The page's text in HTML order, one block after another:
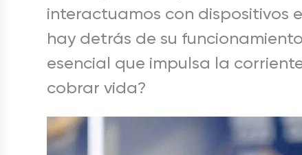
interactuamos con dispositivos
hay detrás de su
esencial que impulsa la
cobrar vida?